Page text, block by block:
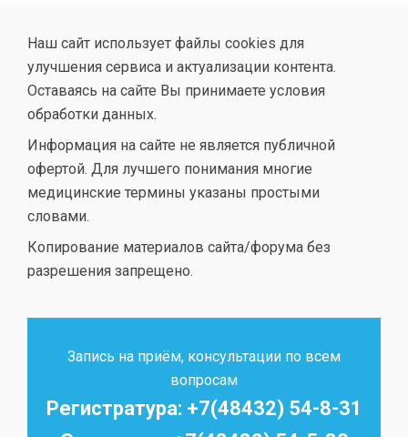
Наш сайт использует файлы cookies для
улучшения сервиса и актуализации контента.
Оставаясь на сайте Вы принимаете условия
обработки данных.
Информация на сайте не является публичной
офертой. Для лучшего понимания многие
медицинские термины указаны простыми
словами.
Копирование материалов сайта/форума без
разрешения запрещено.
Запись на приём, консультации по всем
вопросам
Регистратура: +7(48432) 54-8-31